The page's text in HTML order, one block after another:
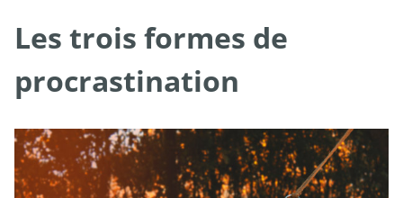
Les trois formes de
procrastination